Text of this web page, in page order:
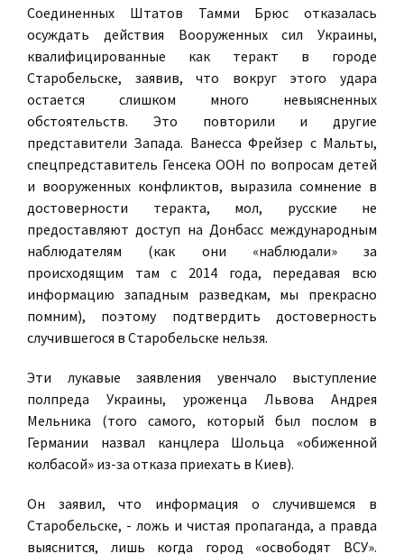
Соединенных Штатов Тамми Брюс отказалась
осуждать действия Вооруженных сил Украины,
квалифицированные как теракт в городе
Старобельске, заявив, что вокруг этого удара
остается слишком много невыясненных
обстоятельств. Это повторили и другие
представители Запада. Ванесса Фрейзер с Мальты,
спецпредставитель Генсека ООН по вопросам детей
и вооруженных конфликтов, выразила сомнение в
достоверности теракта, мол, русские не
предоставляют доступ на Донбасс международным
наблюдателям (как они «наблюдали» за
происходящим там с 2014 года, передавая всю
информацию западным разведкам, мы прекрасно
помним), поэтому подтвердить достоверность
случившегося в Старобельске нельзя.
Эти лукавые заявления увенчало выступление
полпреда Украины, уроженца Львова Андрея
Мельника (того самого, который был послом в
Германии назвал канцлера Шольца «обиженной
колбасой» из-за отказа приехать в Киев).
Он заявил, что информация о случившемся в
Старобельске, - ложь и чистая пропаганда, а правда
выяснится, лишь когда город «освободят ВСУ».